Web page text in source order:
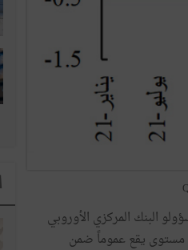
البنك المركزي الأوروبي
وقد أدى هذا إلى خفض سعر الفائدة على الودائع إلى 2%، وهو مستوى يقع عموماً ضمن